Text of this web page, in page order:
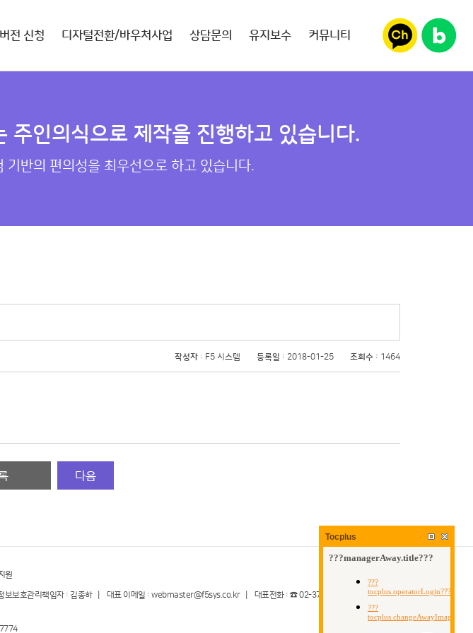
전 신청 디자털전환/바우처사업 상담문의 유지보수 커뮤니티
인의식으로 제작을 진행하고 있습니다.
반의 편의성을 최우선으로 하고 있습니다.
작성자: F5 시스템 등록일 : 2018-01-25 조회수: 1464
원
보호관리책임자 : 김종하 | 대표 이메일 : webmaster@f5sys.co.kr | 대표전화 : ☎ 02-3789-5298
Tocplus